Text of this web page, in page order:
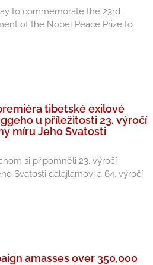
to commemorate the 23rd
of the Nobel Peace Prize to
tibetské exilové
u příležitosti 23. výročí
míru Jeho Svatosti
si připomněli 23. výročí
Svatosti dalajlamovi a 64. výročí
amasses over 350,000